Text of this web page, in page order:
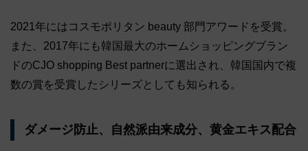
2021年にはコスモポリタン beauty 部門アワードを受賞。
また、2017年にも韓国最大のホームショッピングブラン
ドのCJO shopping Best partnerに選出され、韓国国内で複
数の賞を受賞したシリーズとしても知られる。
ダメージ防止、自然派由来成分、黄金エキス配合